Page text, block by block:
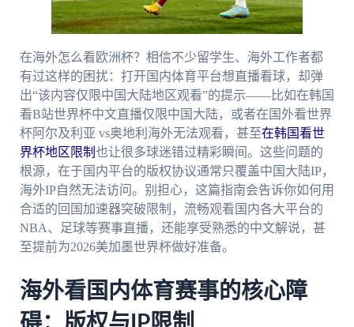
在海外怎么看欧洲杯？相信不少留学生、海外工作者都
有过这样的困扰：打开国内体育平台想直播看球，却弹
出“该内容仅限中国大陆地区观看”的提示——比如在韩国
看B站世界杯中文直播仅限中国大陆，或者在国外看世界
杯阿尔及利亚 vs奥地利海外无法观看，甚至在韩国看世
界杯地区限制 也让很多球迷错过精彩瞬间。这些问题的
根源，在于国内平台的版权协议通常只覆盖中国大陆IP，
海外IP自然无法访问。别担心，这篇指南会告诉你如何用
合适的回国加速器突破限制，流畅观看国内各大平台的
NBA、足球等赛事直播，还能享受熟悉的中文解说，甚
至提前为2026美加墨世界杯做好准备。
海外看国内体育赛事的核心障